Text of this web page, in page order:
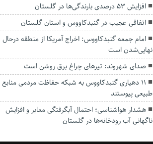
افزایش ۵۳ درصدی بارندگی‌ها در گلستان
اتفاقی عجیب در‌ گنبدکاووس و استان گلستان
امام جمعه گنبدکاووس: اخراج آمریکا از منطقه درحال
نهایی‌شدن است
صدای شهروند: تیرهای چراغ برق روشن است
۱۱ دهیاری گنبدکاووس به شبکه حفاظت مردمی منابع
طبیعی پیوستند
هشدار هواشناسی؛ احتمال آبگرفتگی معابر و افزایش
ناگهانی آب رودخانه‌ها در گلستان